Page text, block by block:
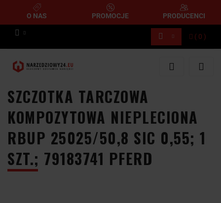
O NAS PROMOCJE PRODUCENCI
( 0 )
SZCZOTKA TARCZOWA
KOMPOZYTOWA NIEPLECIONA
RBUP 25025/50,8 SIC 0,55; 1
SZT.; 79183741 PFERD